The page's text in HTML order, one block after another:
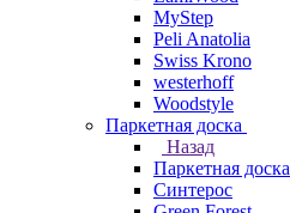
MyStep
Peli Anatolia
Swiss Krono
westerhoff
Woodstyle
Паркетная доска
Назад
Паркетная доска
Синтерос